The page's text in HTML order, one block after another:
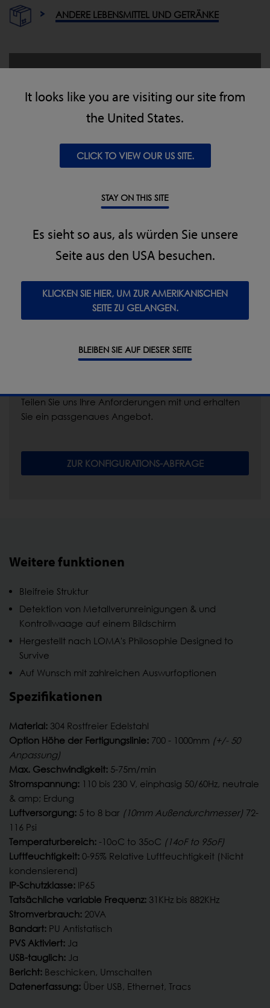
It looks like you are visiting our site from
the United States.
CLICK TO VIEW OUR US SITE.
STAY ON THIS SITE
Es sieht so aus, als würden Sie unsere
Seite aus den USA besuchen.
KLICKEN SIE HIER, UM ZUR AMERIKANISCHEN
SEITE ZU GELANGEN.
BLEIBEN SIE AUF DIESER SEITE
ANDERE LEBENSMITTEL UND GETRÄNKE
Kombinationssystem Datenblatt
Metal Detection Combination Datasheet
Ihr perfektes Inspektionssystem – ganz nach
Teilen Sie uns Ihre Anforderungen mit und erhalten
Sie ein passgenaues Angebot.
ZUR KONFIGURATIONS-ABFRAGE
Weitere funktionen
Bleifreie Struktur
Detektion von Metallverunreinigungen & und
Kontrollwaage auf einem Bildschirm
Hergestellt nach LOMA's Philosophie Designed to
Survive
Auf Wunsch mit zahlreichen Auswurfoptionen
Spezifikationen
Material: 304 Rostfreier Edelstahl
Option Höhe der Fertigungslinie: 700 - 1000mm (+/- 50
Anpassung)
Max. Geschwindigkeit: 5-75m/min
Stromspannung: 110 bis 230 V, einphasig 50/60Hz, neutrale
& amp; Erdung
Luftversorgung: 5 to 8 bar (10mm Außendurchmesser) 72-
116 Psi
Temperaturbereich: -10oC to 35oC (14oF to 95oF)
Luftfeuchtigkeit: 0-95% Relative Luftfeuchtigkeit (Nicht
kondensierend)
IP-Schutzklasse: IP65
Tatsächliche variable Frequenz: 31KHz bis 882KHz
Stromverbrauch: 20VA
Bandart: PU Antistatisch
PVS Aktiviert: Ja
USB-tauglich: Ja
Bericht: Beschicken, Umschalten
Datenerfassung: Über USB, Ethernet, Tracs